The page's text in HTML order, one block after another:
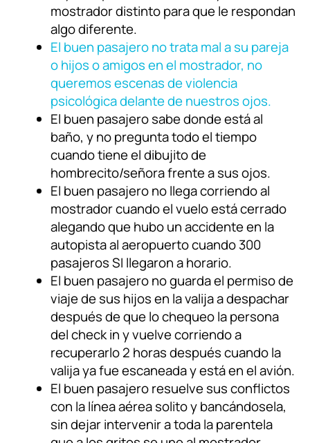
mostrador distinto para que le respondan
algo diferente.
El buen pasajero no trata mal a su pareja
o hijos o amigos en el mostrador, no
queremos escenas de violencia
psicológica delante de nuestros ojos.
El buen pasajero sabe donde está al
baño, y no pregunta todo el tiempo
cuando tiene el dibujito de
hombrecito/señora frente a sus ojos.
El buen pasajero no llega corriendo al
mostrador cuando el vuelo está cerrado
alegando que hubo un accidente en la
autopista al aeropuerto cuando 300
pasajeros SI llegaron a horario.
El buen pasajero no guarda el permiso de
viaje de sus hijos en la valija a despachar
después de que lo chequeo la persona
del check in y vuelve corriendo a
recuperarlo 2 horas después cuando la
valija ya fue escaneada y está en el avión.
El buen pasajero resuelve sus conflictos
con la línea aérea solito y bancándosela,
sin dejar intervenir a toda la parentela